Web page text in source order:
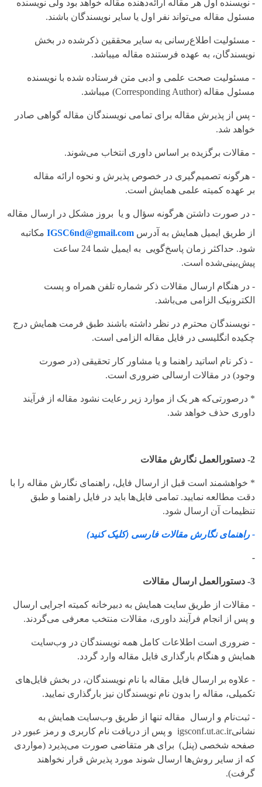
- نویسنده اول هر مقاله ارائه‌دهنده مقاله خواهد بود ولی نویسنده
مسئول مقاله می‌تواند نفر اول یا سایر نویسندگان باشند.
- مسئولیت اطلاع‌رسانی به سایر محققین ذکرشده در بخش
نویسندگان، به عهده فرستنده مقاله می‎باشد.
‌- مسئولیت صحت علمی و ادبی متن فرستاده شده با نویسنده
مسئول مقاله (Corresponding Author) می‎باشد.
- پس از پذیرش مقاله برای تمامی نویسندگان مقاله گواهی صادر
خواهد شد.
- مقالات برگزیده بر اساس داوری انتخاب می‌شوند.
- هرگونه تصمیم‌گیری در خصوص پذیرش و نحوه ارائه مقاله
بر عهده کمیته علمی همایش است.
- در صورت داشتن هرگونه سؤال و یا بروز مشکل در ارسال مقاله
از طریق ایمیل همایش به آدرس IGSC6nd@gmail.com مکاتبه
شود. حداکثر زمان پاسخ‌گویی به ایمیل شما 24 ساعت
پیش‌بینی‌شده است.
- در هنگام ارسال مقالات ذکر شماره تلفن همراه و پست
الکترونیک الزامی می‌باشد.
- نویسندگان محترم در نظر داشته باشند طبق فرمت همایش درج
چکیده انگلیسی در فایل مقاله الزامی است.
- ذکر نام اساتید راهنما و یا مشاور کار تحقیقی (در صورت
وجود) در مقالات ارسالی ضروری است.
* درصورتی‌که هر یک از موارد زیر رعایت نشود مقاله از فرآیند
داوری حذف خواهد شد.
2- دستورالعمل نگارش مقالات
* خواهشمند است قبل از ارسال فایل، راهنمای نگارش مقاله را با
دقت مطالعه نمایید. تمامی فایل‌ها باید در فایل راهنما و طبق
تنظیمات آن ارسال شود.
- راهنمای نگارش مقالات فارسی (کلیک کنید)
-
3- دستورالعمل ارسال مقالات
- مقالات از طریق سایت همایش به دبیرخانه کمیته اجرایی ارسال
و پس از انجام فرآیند داوری، مقالات منتخب معرفی می‌گردند.
- ضروری است اطلاعات کامل همه نویسندگان در وب‌سایت
همایش و هنگام بارگذاری فایل مقاله وارد گردد.
- علاوه بر ارسال فایل مقاله با نام نویسندگان، در بخش فایل‌های
تکمیلی، مقاله را بدون نام نویسندگان نیز بارگذاری نمایید.
- ثبت‌نام و ارسال مقاله تنها از طریق وب‌سایت همایش به
نشانیigsconf.ut.ac.ir و پس از دریافت نام کاربری و رمز عبور در
صفحه شخصی (پنل) برای هر متقاضی صورت می‌پذیرد (مواردی
که از سایر روش‌ها ارسال شوند مورد پذیرش قرار نخواهند
گرفت).